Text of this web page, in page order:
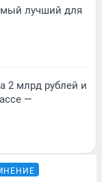
лучший для
2 млрд рублей и
—